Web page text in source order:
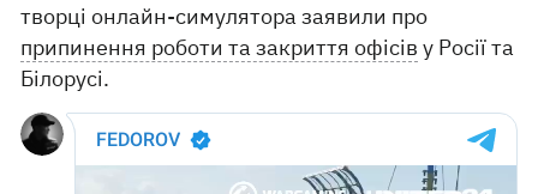
творці онлайн-симулятора заявили про
припинення роботи та закриття офісів у Росії та
Білорусі.